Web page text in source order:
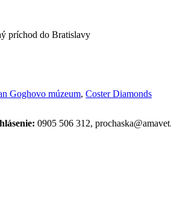
príchod do Bratislavy
Goghovo múzeum, Coster Diamonds
0905 506 312,